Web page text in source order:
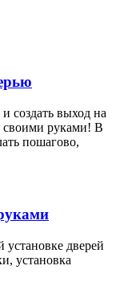
создать выход на
своими руками! В
пошагово,
установке дверей
установка